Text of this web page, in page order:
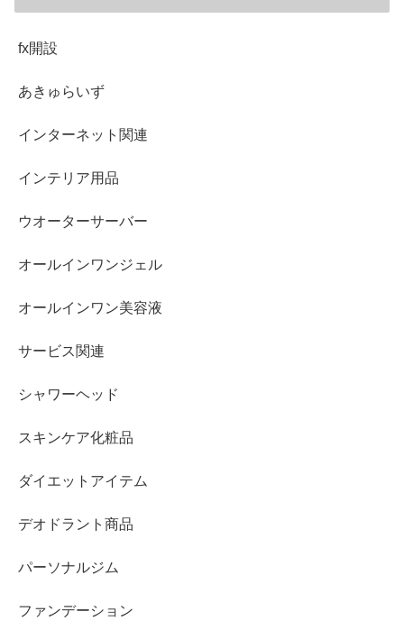
fx開設
あきゅらいず
インターネット関連
インテリア用品
ウオーターサーバー
オールインワンジェル
オールインワン美容液
サービス関連
シャワーヘッド
スキンケア化粧品
ダイエットアイテム
デオドラント商品
パーソナルジム
ファンデーション